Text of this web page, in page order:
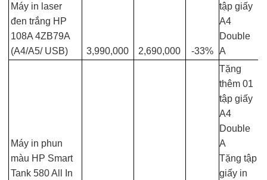
Máy in laser
đen trắng HP
108A 4ZB79A
(A4/A5/ USB)
3,990,000 2,690,000 -33%
tập giấy
A4
Double
A
Máy in phun
màu HP Smart
Tank 580 All In
Tặng
thêm 01
tập giấy
A4
Double
A
Tặng tập
giấy in